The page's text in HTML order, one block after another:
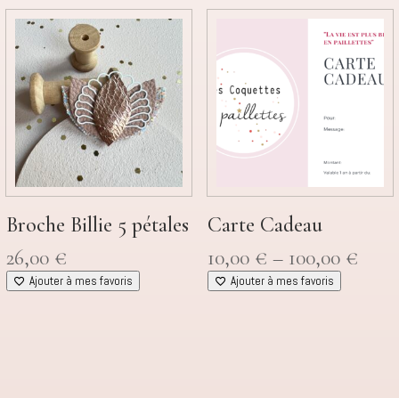
Broche Billie 5 pétales
26,00 €
Ajouter à mes favoris
Carte Cadeau
10,00 € – 100,00 €Price
Ajouter à mes favoris